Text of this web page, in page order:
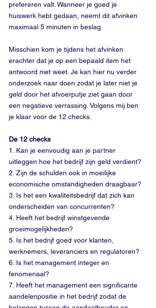
prefereren valt. Wanneer je goed je
huiswerk hebt gedaan, neemt dit afvinken
maximaal 5 minuten in beslag.
Misschien kom je tijdens het afvinken
erachter dat je op een bepaald item het
antwoord niet weet. Je kan hier nu verder
onderzoek naar doen zodat je later niet je
geld door het afvoerputje ziet gaan door
een negatieve verrassing. Volgens mij ben
je klaar voor de 12 checks.
De 12 checks
1. Kan je eenvoudig aan je partner
uitleggen hoe het bedrijf zijn geld verdient?
2. Zijn de schulden ook in moeilijke
economische omstandigheden draagbaar?
3. Is het een kwaliteitsbedrijf dat zich kan
onderscheiden van concurrenten?
4. Heeft het bedrijf winstgevende
groeimogelijkheden?
5. Is het bedrijf goed voor klanten,
werknemers, leveranciers en regulatoren?
6. Is het management integer en
fenomenaal?
7. Heeft het management een significante
aandelenpositie in het bedrijf zodat de